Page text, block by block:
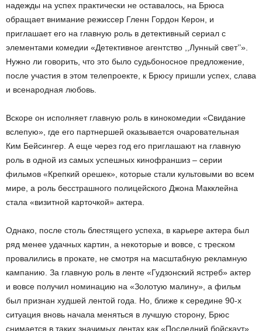
надежды на успех практически не оставалось, на Брюса
обращает внимание режиссер Гленн Гордон Керон, и
приглашает его на главную роль в детективный сериал с
элементами комедии «Детективное агентство ,,Лунный свет’’».
Нужно ли говорить, что это было судьбоносное предложение,
после участия в этом телепроекте, к Брюсу пришли успех, слава
и всенародная любовь.
Вскоре он исполняет главную роль в кинокомедии «Свидание
вслепую», где его партнершей оказывается очаровательная
Ким Бейсингер. А еще через год его приглашают на главную
роль в одной из самых успешных кинофраншиз – серии
фильмов «Крепкий орешек», которые стали культовыми во всем
мире, а роль бесстрашного полицейского Джона Макклейна
стала «визитной карточкой» актера.
Однако, после столь блестящего успеха, в карьере актера был
ряд менее удачных картин, а некоторые и вовсе, с треском
провалились в прокате, не смотря на масштабную рекламную
кампанию. За главную роль в ленте «Гудзонский ястреб» актер
и вовсе получил номинацию на «Золотую малину», а фильм
был признан худшей лентой года. Но, ближе к середине 90-х
ситуация вновь начала меняться в лучшую сторону, Брюс
снимается в таких значимых лентах как «Последний бойскаут»,